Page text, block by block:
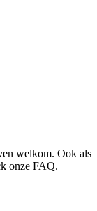
welkom. Ook als
onze FAQ.